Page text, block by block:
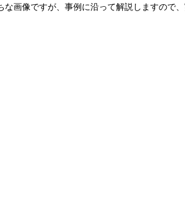
画像ですが、事例に沿って解説しますので